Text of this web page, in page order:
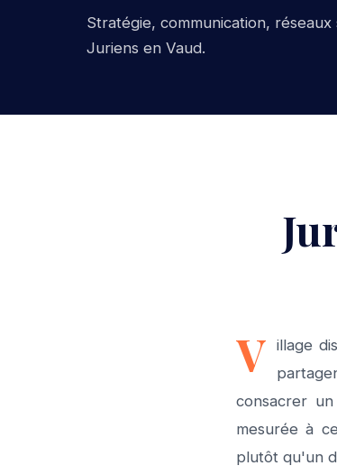
Stratégie, communication,
Juriens en Vaud.
V illage
consacrer
mesurée à
plutôt qu'un